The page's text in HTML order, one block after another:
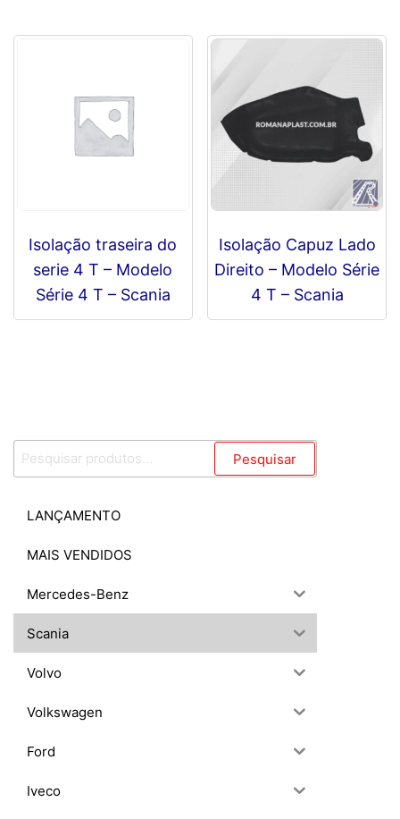
Isolação traseira do
serie 4 T – Modelo
Série 4 T – Scania
Isolação Capuz Lado
Direito – Modelo Série
4 T – Scania
Pesquisar
Pesquisar
LANÇAMENTO
MAIS VENDIDOS
Mercedes-Benz
Scania
Volvo
Volkswagen
Ford
Iveco